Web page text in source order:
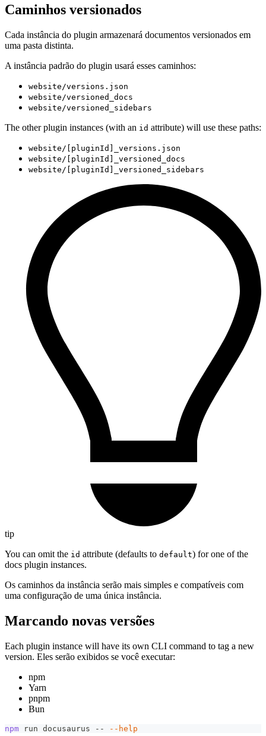
Caminhos versionados
Cada instância do plugin armazenará documentos versionados em
uma pasta distinta.
A instância padrão do plugin usará esses caminhos:
website/versions.json
website/versioned_docs
website/versioned_sidebars
The other plugin instances (with an id attribute) will use these paths:
website/[pluginId]_versions.json
website/[pluginId]_versioned_docs
website/[pluginId]_versioned_sidebars
tip
You can omit the id attribute (defaults to default) for one of the
docs plugin instances.
Os caminhos da instância serão mais simples e compatíveis com
uma configuração de uma única instância.
Marcando novas versões
Each plugin instance will have its own CLI command to tag a new
version. Eles serão exibidos se você executar:
npm
Yarn
pnpm
Bun
npm run docusaurus -- --help